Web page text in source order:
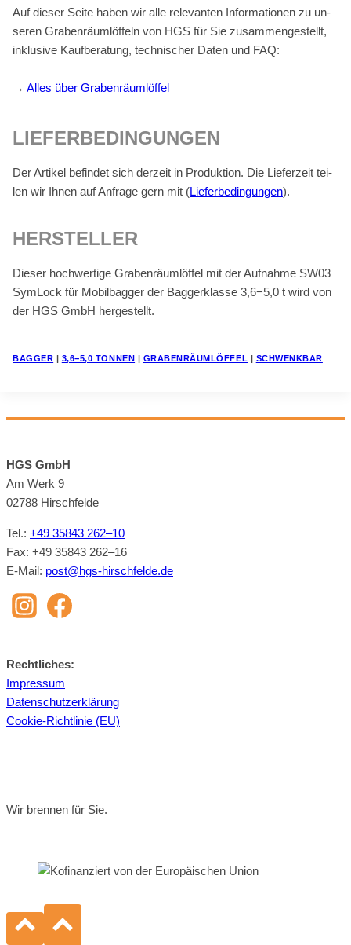
Auf die­ser Sei­te ha­ben wir alle re­le­van­ten In­for­ma­tio­nen zu un­
se­ren Gra­ben­räum­löf­feln von HGS für Sie zu­sam­men­ge­stellt,
in­klu­si­ve Kauf­be­ra­tung, tech­ni­scher Da­ten und FAQ:
→ Al­les über Gra­ben­räum­löf­fel
LIE­FER­BE­DIN­GUN­GEN
Der Ar­ti­kel be­fin­det sich der­zeit in Pro­duk­ti­on. Die Lie­fer­zeit tei­
len wir Ih­nen auf An­fra­ge gern mit (Lie­fer­be­din­gun­gen).
HER­STEL­LER
Die­ser hoch­wer­ti­ge Gra­ben­räum­löf­fel mit der Auf­nah­me SW03
Sym­Lock für Mo­bil­bag­ger der Bag­ger­klas­se 3,6−5,0 t wird von
der HGS GmbH her­ge­stellt.
BAG­GER | 3,6−5,0 TON­NEN | GRA­BEN­RÄUM­LÖF­FEL | SCHWENK­BAR
HGS GmbH
Am Werk 9
02788 Hirsch­felde
Tel.: +49 35843 262–10
Fax: +49 35843 262–16
E‑Mail: post@​hgs-​hirschfelde.​de
Recht­li­ches:
Im­pres­sum
Da­ten­schutz­er­klä­rung
Coo­kie-Richt­li­nie (EU)
Wir brennen für Sie.